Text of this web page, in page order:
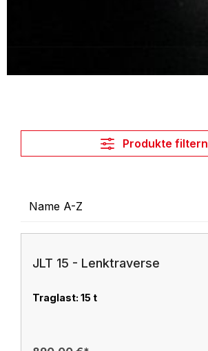
Produkte filtern
JLT 15 - Lenktraverse
Traglast: 15 t